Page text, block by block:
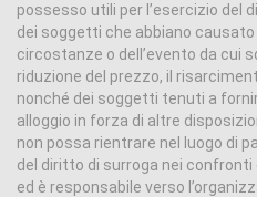
possesso utili per l’esercizio del
dei soggetti che abbiano
circostanze o dell’evento da cui
riduzione del prezzo, il
nonché dei soggetti tenuti a
alloggio in forza di altre
non possa rientrare nel luogo di
del diritto di surroga nei
ed è responsabile verso